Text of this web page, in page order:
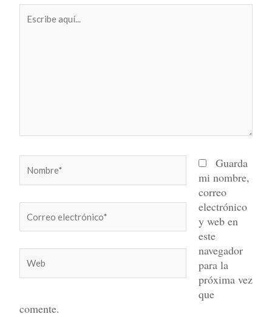
aquí...
electrónico*
Guarda
mi nombre,
correo
electrónico
y web en
este
navegador
para la
próxima vez
que
comente.